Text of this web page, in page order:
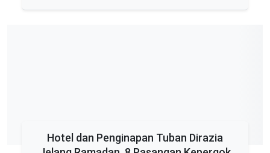
Hotel dan Penginapan Tuban Dirazia